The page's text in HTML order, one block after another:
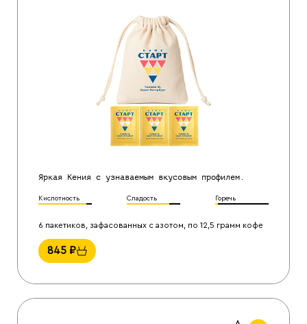
Яркая Кения с узнаваемым вкусовым профилем.
Кислотность Сладость Горечь
6 пакетиков, зафасованных с азотом, по 12,5 грамм кофе
845 ₽